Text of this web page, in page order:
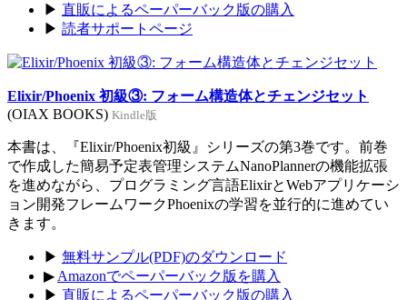
▶ 直販によるペーパーバック版の購入
▶ 読者サポートページ
Elixir/Phoenix 初級③: フォーム構造体とチェンジセット
(OIAX BOOKS) Kindle版
本書は、『Elixir/Phoenix初級』シリーズの第3巻です。前巻
で作成した簡易予定表管理システムNanoPlannerの機能拡張
を進めながら、プログラミング言語ElixirとWebアプリケーシ
ョン開発フレームワークPhoenixの学習を並行的に進めてい
きます。
▶ 無料サンプル(PDF)のダウンロード
▶ Amazonでペーパーバック版を購入
▶ 直販によるペーパーバック版の購入